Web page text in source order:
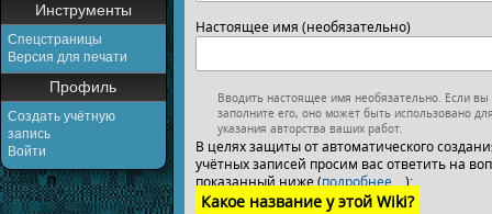
Инструменты
Спецстраницы
Версия для печати
Профиль
Создать учётную
запись
Войти
Настоящее имя (необязательно)
Вводить настоящее имя необязательно. Если вы
заполните его, оно может быть использовано
указания авторства ваших работ.
В целях защиты от автоматического
учётных записей просим вас ответить на
показанный ниже (подробнее…):
Какое название у этой Wiki?